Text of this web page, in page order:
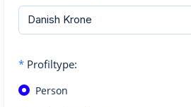
* Profiltype:
Person